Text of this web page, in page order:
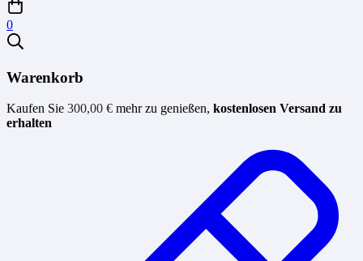
0
Warenkorb
Kaufen Sie 300,00 € mehr zu genießen, kostenlosen Versand zu
erhalten